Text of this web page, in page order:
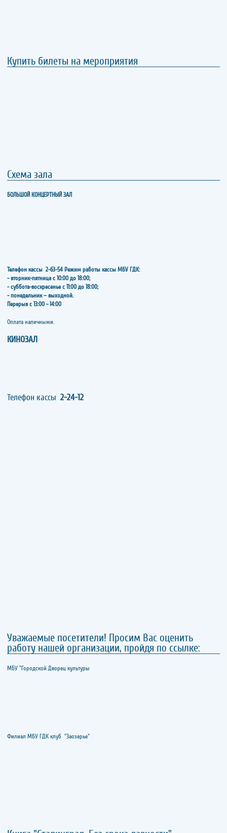
Купить билеты на мероприятия
Схема зала
БОЛЬШОЙ КОНЦЕРТНЫЙ ЗАЛ
Телефон кассы 2-63-54 Режим работы кассы МБУ ГДК:
- вторник-пятница с 10:00 до 18:00;
- суббота-воскресенье с 11:00 до 18:00;
- понедельник – выходной.
Перерыв с 13:00 - 14:00
​​​​​​​Оплата наличными.
КИНОЗАЛ
Телефон кассы 2-24-12
Уважаемые посетители! Просим Вас оценить
работу нашей организации, пройдя по ссылке:
МБУ "Городской Дворец культуры
Филиал МБУ ГДК клуб "Заозерье"